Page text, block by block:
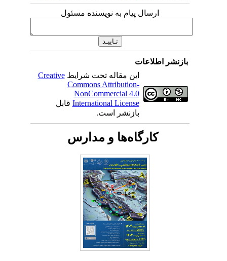
ارسال پیام به نویسنده مسئول
بازنشر اطلاعات
این مقاله تحت شرایطCreative
Commons Attribution-
NonCommercial 4.0
International Licenseقابل
بازنشر است.
کارگاه‌ها و مدارس